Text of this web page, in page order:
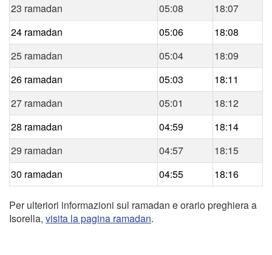
23 ramadan
05:08
18:07
24 ramadan
05:06
18:08
25 ramadan
05:04
18:09
26 ramadan
05:03
18:11
27 ramadan
05:01
18:12
28 ramadan
04:59
18:14
29 ramadan
04:57
18:15
30 ramadan
04:55 18:16
Per ulteriori informazioni sul ramadan e orario preghiera a
Isorella, visita la pagina ramadan.